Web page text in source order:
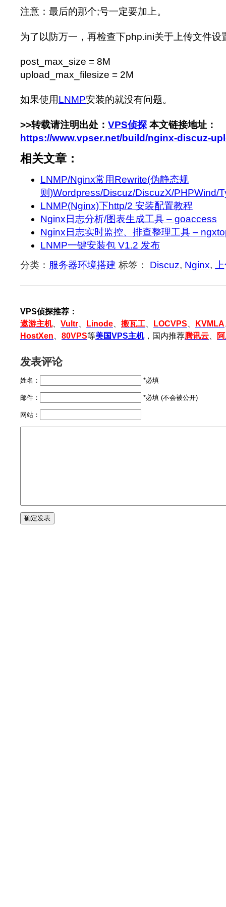
注意：最后的那个;号一定要加上。
为了以防万一，再检查下php.ini关于上传文件设
post_max_size = 8M
upload_max_filesize = 2M
如果使用LNMP安装的就没有问题。
>>转载请注明出处： VPS侦探 本文链接地址：
https://www.vpser.net/build/nginx-discuz-
相关文章：
LNMP/Nginx常用Rewrite(伪静态规
则)Wordpress/Discuz/DiscuzX/PHPWind/
LNMP(Nginx)下http/2 安装配置教程
Nginx日志分析/图表生成工具 – goaccess
Nginx日志实时监控、排查整理工具 –
LNMP一键安装包 V1.2 发布
分类： 服务器环境搭建 标签： Discuz, Nginx,
VPS侦探推荐：
遨游主机、 Vultr Linode 搬瓦工 LOCVPS KVMLA
HostXen
80VPS等美国VPS主机，国内推荐腾讯云
发表评论
姓名： *必填
邮件： *必填 (不会被公开)
网站：